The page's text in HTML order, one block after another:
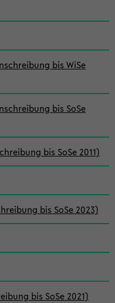
bis WiSe
bis SoSe
bis SoSe 2011)
bis SoSe 2023)
bis SoSe 2021)